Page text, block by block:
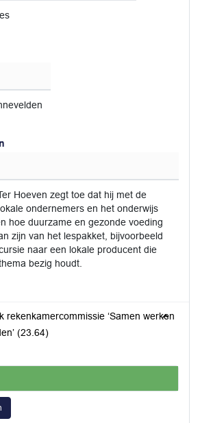
Hoeven zegt toe dat hij met de
ondernemers en het onderwijs
hoe duurzame en gezonde voeding
zijn van het lespakket, bijvoorbeeld
naar een lokale producent die
bezig houdt.
rekenkamercommissie ‘Samen werken
(23.64)